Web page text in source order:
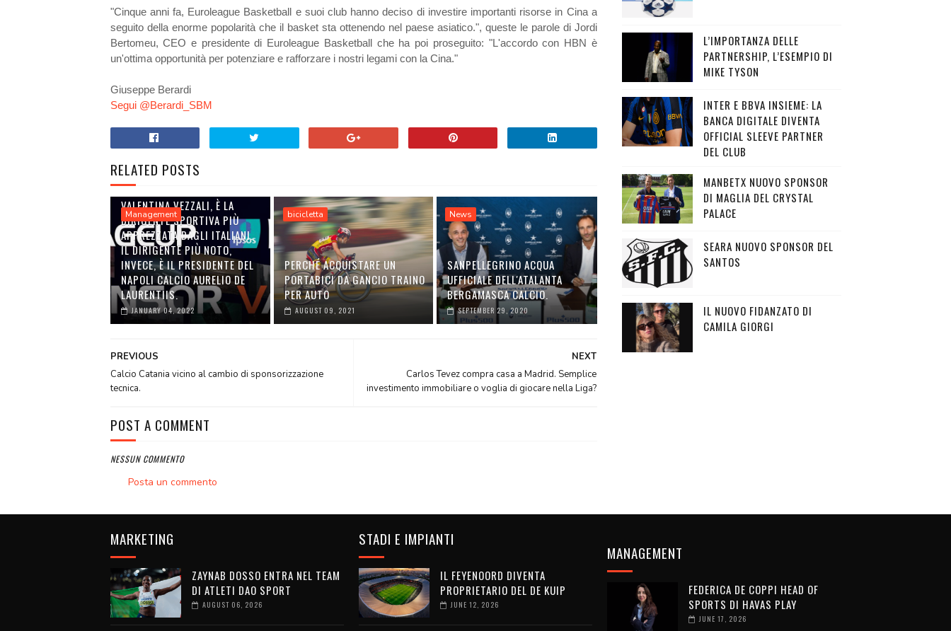
"Cinque anni fa, Euroleague Basketball e suoi club hanno deciso di investire importanti risorse in Cina a
seguito della enorme popolarità che il basket sta ottenendo nel paese asiatico.", queste le parole di Jordi
Bertomeu, CEO e presidente di Euroleague Basketball che ha poi proseguito: "L'accordo con HBN è
un'ottima opportunità per potenziare e rafforzare i nostri legami con la Cina."
Giuseppe Berardi
Segui @Berardi_SBM
RELATED POSTS
Management
VALENTINA VEZZALI, È LA
DIRIGENTE SPORTIVA PIÙ
APPREZZATA DAGLI ITALIANI.
IL DIRIGENTE PIÙ NOTO,
INVECE, È IL PRESIDENTE DEL
NAPOLI CALCIO AURELIO DE
LAURENTIIS.
JANUARY 04, 2022
bicicletta
PERCHÉ ACQUISTARE UN
PORTABICI DA GANCIO TRAINO
PER AUTO
AUGUST 09, 2021
News
SANPELLEGRINO ACQUA
UFFICIALE DELL'ATALANTA
BERGAMASCA CALCIO.
SEPTEMBER 29, 2020
NEXT
Carlos Tevez compra casa a Madrid. Semplice
investimento immobiliare o voglia di giocare nella Liga?
PREVIOUS
Calcio Catania vicino al cambio di sponsorizzazione
tecnica.
POST A COMMENT
NESSUN COMMENTO
Posta un commento
L’IMPORTANZA DELLE
PARTNERSHIP, L’ESEMPIO DI
MIKE TYSON
INTER E BBVA INSIEME: LA
BANCA DIGITALE DIVENTA
OFFICIAL SLEEVE PARTNER
DEL CLUB
MANBETX NUOVO SPONSOR
DI MAGLIA DEL CRYSTAL
PALACE
SEARA NUOVO SPONSOR DEL
SANTOS
IL NUOVO FIDANZATO DI
CAMILA GIORGI
MARKETING
ZAYNAB DOSSO ENTRA NEL TEAM
DI ATLETI DAO SPORT
AUGUST 06, 2026
STADI E IMPIANTI
IL FEYENOORD DIVENTA
PROPRIETARIO DEL DE KUIP
JUNE 12, 2026
MANAGEMENT
FEDERICA DE COPPI HEAD OF
SPORTS DI HAVAS PLAY
JUNE 17, 2026